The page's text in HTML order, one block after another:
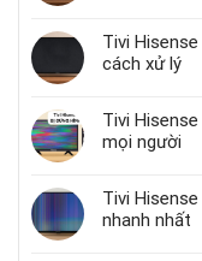
Tivi
cách xử lý
Tivi
mọi người
Tivi
nhanh nhất